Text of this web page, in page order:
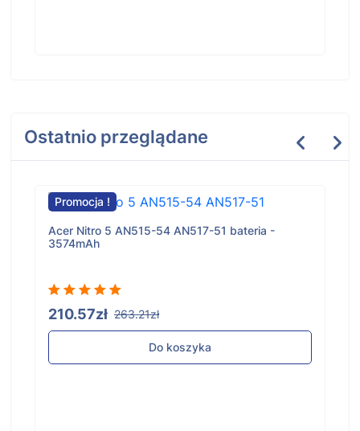
Ostatnio przeglądane
Promocja !
Acer Nitro 5 AN515-54 AN517-51 bateria -
3574mAh
210.57zł 263.21zł
Do koszyka